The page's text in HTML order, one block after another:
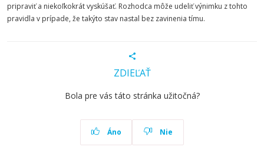
pripraviť a niekoľkokrát vyskúšať. Rozhodca môže udeliť výnimku z tohto
pravidla v prípade, že takýto stav nastal bez zavinenia tímu.
ZDIEĽAŤ
Bola pre vás táto stránka užitočná?
Áno Nie